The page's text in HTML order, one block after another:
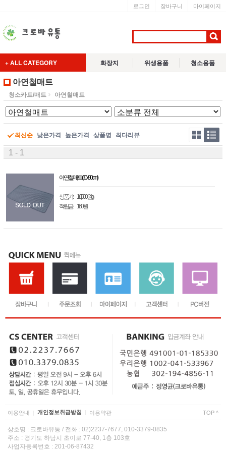
로그인 장바구니 마이페이지
+ ALL CATEGORY 화장지 위생용품 청소용품
아연철매트
청소카트/매트 아연철매트
최신순 낮은가격 높은가격 상품명 최다리뷰
1 - 1
아연 철 매트(60x90cm)
상품가 : 16,500원(0)
적립금 : 160원
이용안내 개인정보취급방침 이용약관 TOP ^
상호명 : 크로바유통 / 전화 : 02)2237-7677, 010-3379-0835
주소 : 경기도 하남시 초이로 77-40, 1층 103호
사업자등록번호 : 201-06-87432